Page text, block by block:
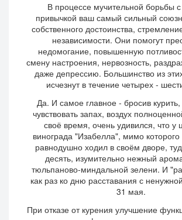
В процессе мучительной борьбы
привычкой ваш самый сильный
собственного достоинства,
независимости. Они помогут
недомогание, повышенную
смену настроения, нервозность,
даже депрессию. Большинство из
исчезнут в течение четырех -
Да. И самое главное - бросив
чувствовать запах, воздух
своё время, очень удивился, что у
винограда "Изабелла", мимо
равнодушно ходил в своём дворе,
десять, изумительно нежный
тюльпаново-миндальной зелени. И
как раз ко дню расставания с
31 мая.
При отказе от курения улучшение